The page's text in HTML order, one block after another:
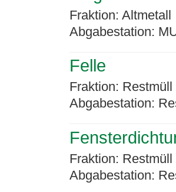
Fraktion: Altmetall
Abgabestation:
Felle
Fraktion: Restmüll
Abgabestation:
Fraktion: Restmüll
Abgabestation: